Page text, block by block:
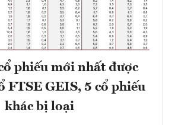
phiếu mới nhất được
FTSE GEIS, 5 cổ phiếu
khác bị loại